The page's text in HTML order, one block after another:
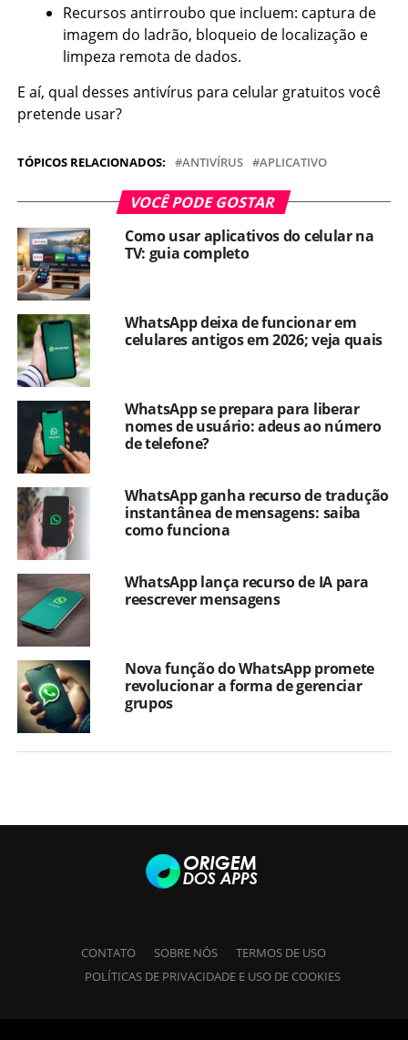
Recursos antirroubo que incluem: captura de
imagem do ladrão, bloqueio de localização e
limpeza remota de dados.
E aí, qual desses antivírus para celular gratuitos você
pretende usar?
TÓPICOS RELACIONADOS: ANTIVÍRUS APLICATIVO
VOCÊ PODE GOSTAR
Como usar aplicativos do celular na
TV: guia completo
WhatsApp deixa de funcionar em
celulares antigos em 2026; veja quais
WhatsApp se prepara para liberar
nomes de usuário: adeus ao número
de telefone?
WhatsApp ganha recurso de tradução
instantânea de mensagens: saiba
como funciona
WhatsApp lança recurso de IA para
reescrever mensagens
Nova função do WhatsApp promete
revolucionar a forma de gerenciar
grupos
CONTATO SOBRE NÓS
TERMOS DE USO
POLÍTICAS DE PRIVACIDADE E USO DE COOKIES